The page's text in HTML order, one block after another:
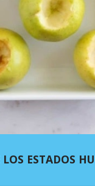
ESTADOS